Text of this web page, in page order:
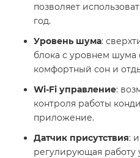
позволяет
год.
Уровень шума:
блока с уровнем шума
комфортный сон и
Wi-Fi управление:
контроля работы
приложение.
Датчик присутствия:
регулирующая работу